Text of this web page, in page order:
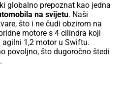
globalno prepoznat kao jedna
na svijetu. Naši
što i ne čudi obzirom na
motore s 4 cilindra koji
agilni 1,2 motor u Swiftu.
povoljno, što dugoročno štedi